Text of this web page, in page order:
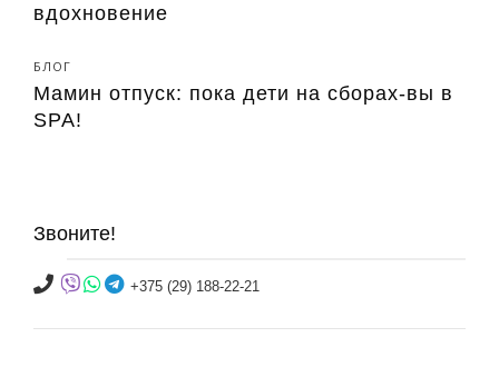
вдохновение
БЛОГ
Мамин отпуск: пока дети на сборах-вы в
SPA!
Звоните!
+375 (29) 188-22-21